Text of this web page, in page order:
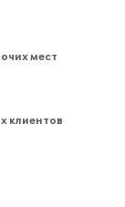
мест
клиентов